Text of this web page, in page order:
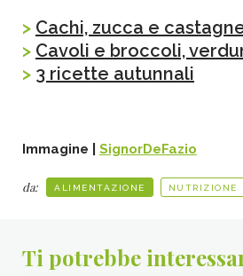
> Cachi, zucca e
> Cavoli e broccoli,
> 3 ricette autunnali
Immagine | SignorDeFazio
da: ALIMENTAZIONE NUTRIZIONE
Ti potrebbe